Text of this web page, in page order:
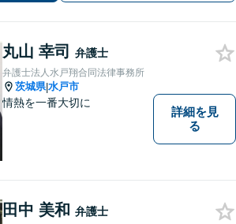
丸山 幸司 弁護士
弁護士法人水戸翔合同法律事務所
茨城県|水戸市
情熱を一番大切に
詳細を見
る
田中 美和 弁護士